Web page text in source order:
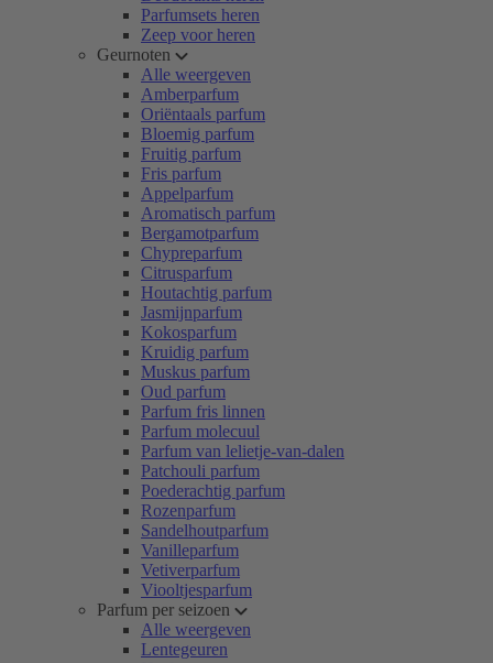
Parfumsets heren
Zeep voor heren
Geurnoten
Alle weergeven
Amberparfum
Oriëntaals parfum
Bloemig parfum
Fruitig parfum
Fris parfum
Appelparfum
Aromatisch parfum
Bergamotparfum
Chypreparfum
Citrusparfum
Houtachtig parfum
Jasmijnparfum
Kokosparfum
Kruidig parfum
Muskus parfum
Oud parfum
Parfum fris linnen
Parfum molecuul
Parfum van lelietje-van-dalen
Patchouli parfum
Poederachtig parfum
Rozenparfum
Sandelhoutparfum
Vanilleparfum
Vetiverparfum
Viooltjesparfum
Parfum per seizoen
Alle weergeven
Lentegeuren